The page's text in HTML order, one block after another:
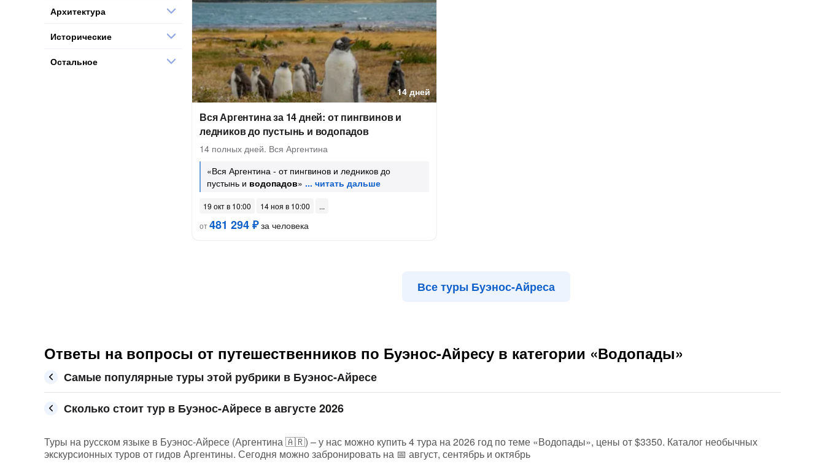
14 дней
Вся Аргентина за 14 дней: от пингвинов и
ледников до пустынь и водопадов
14 полных дней. Вся Аргентина
«Вся Аргентина - от пингвинов и ледников до
пустынь и водопадов»
19 окт в 10:00
14 ноя в 10:00
от481 294 ₽за человека
Все туры Буэнос-Айреса
Архитектура
Исторические
Остальное
Ответы на вопросы от путешественников по Буэнос-Айресу в категории «Водопады»
Самые популярные туры этой рубрики в Буэнос-Айресе
Сколько стоит тур в Буэнос-Айресе в августе 2026
Туры на русском языке в Буэнос-Айресе (Аргентина 🇦🇷) – у нас можно купить 4 тура на 2026 год по теме «Водопады», цены от $3350. Каталог необычных
экскурсионных туров от гидов Аргентины. Сегодня можно забронировать на 📅 август, сентябрь и октябрь